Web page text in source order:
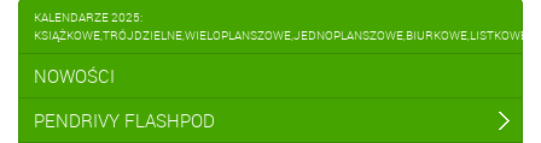
KALENDARZE 2025:
KSIĄŻKOWE,TRÓJDZIELNE,WIELOPLANSZOWE,JEDNOPLANSZOWE,BIURKOWE,LISTKOWE
NOWOŚCI
PENDRIVY FLASHPOD